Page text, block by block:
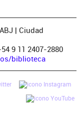
| Ciudad
9 11 2407-2880
biblioteca